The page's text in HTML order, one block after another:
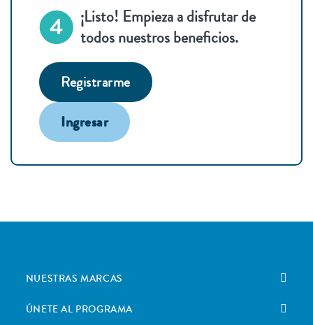
¡Listo! Empieza a disfrutar de
todos nuestros beneficios.
Registrarme
Ingresar
NUESTRAS MARCAS
ÚNETE AL PROGRAMA